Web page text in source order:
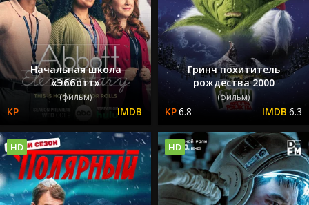
Начальная школа
«Эбботт»
(фильм)
Гринч похититель
рождества 2000
(фильм)
6.8 6.3
HD HD